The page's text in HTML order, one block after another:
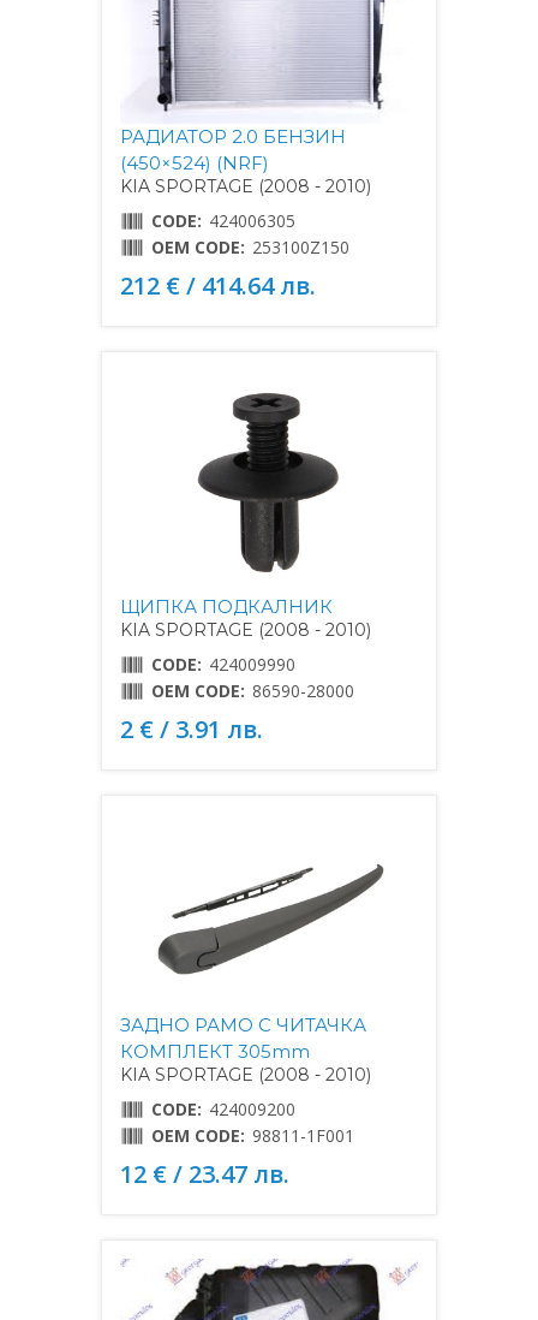
РАДИАТОР 2.0 БЕНЗИН
(450×524) (NRF)
KIA SPORTAGE (2008 - 2010)
CODE: 424006305
OEM CODE: 253100Z150
212 € / 414.64 лв.
ЩИПКА ПОДКАЛНИК
KIA SPORTAGE (2008 - 2010)
CODE: 424009990
OEM CODE: 86590-28000
2 € / 3.91 лв.
ЗАДНО РАМО С ЧИТАЧКА
КОМПЛЕКТ 305mm
KIA SPORTAGE (2008 - 2010)
CODE: 424009200
OEM CODE: 98811-1F001
12 € / 23.47 лв.